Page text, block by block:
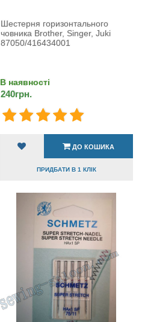
Шестерня горизонтального
човника Brother, Singer, Juki
87050/416434001
В наявності
240грн.
ДО КОШИКА
ПРИДБАТИ В 1 КЛІК